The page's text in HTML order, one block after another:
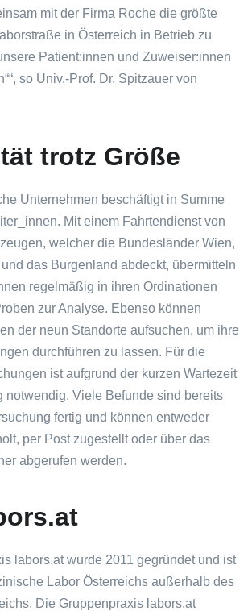
mit der Firma Roche die größte
in Österreich in Betrieb zu
Patient:innen und Zuweiser:innen
“, so Univ.-Prof. Dr. Spitzauer von
trotz Größe
Unternehmen beschäftigt in Summe
Mit einem Fahrtendienst von
welcher die Bundesländer Wien,
das Burgenland abdeckt, übermitteln
regelmäßig in ihren Ordinationen
zur Analyse. Ebenso können
der neun Standorte aufsuchen, um ihre
durchführen zu lassen. Für die
ist aufgrund der kurzen Wartezeit
notwendig. Viele Befunde sind bereits
fertig und können entweder
per Post zugestellt oder über das
abgerufen werden.
labors.at wurde 2011 gegründet und ist
Labor Österreichs außerhalb des
Die Gruppenpraxis labors.at